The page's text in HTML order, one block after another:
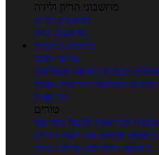
מחשבוני הריון ולידה
מחשבון הריון
מחשבון ביוץ
כתבות כתבות
ערוצי תוכן
ובעיות רפואה משלימה
טיפים והמלצות חדשות אוכל
ובריאות
טורים
לבריאות לבשל כמו שף
דיאטה מזיזים את הגוף הרזיה
ורפואה משלימה גורמה ביתי